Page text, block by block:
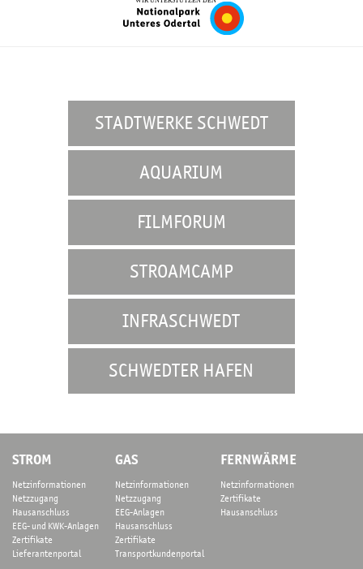
STADTWERKE SCHWEDT
AQUARIUM
FILMFORUM
STROAMCAMP
INFRASCHWEDT
SCHWEDTER HAFEN
STROM
Netzinformationen
Netzzugang
Hausanschluss
EEG- und KWK-Anlagen
Zertifikate
Lieferantenportal
GAS
Netzinformationen
Netzzugang
EEG-Anlagen
Hausanschluss
Zertifikate
Transportkundenportal
FERNWÄRME
Netzinformationen
Zertifikate
Hausanschluss